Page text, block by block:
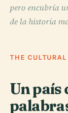
pero encubría
de la historia
THE CULTURAL
Un país